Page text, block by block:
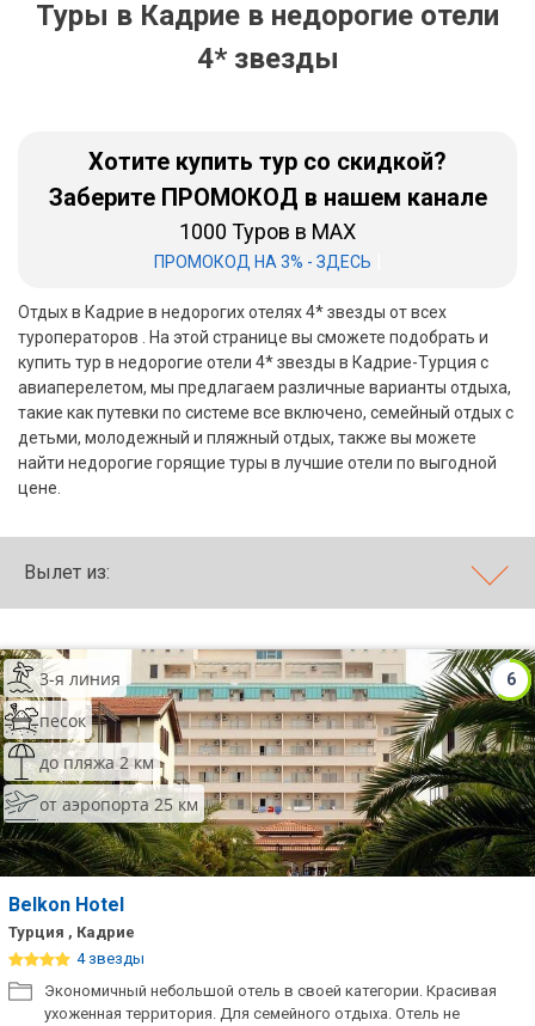
Туры в Кадрие в недорогие отели
4* звезды
Хотите купить тур со скидкой?
Заберите ПРОМОКОД в нашем канале
1000 Туров в MAX
ПРОМОКОД НА 3% - ЗДЕСЬ
Отдых в Кадрие в недорогих отелях 4* звезды от всех
туроператоров . На этой странице вы сможете подобрать и
купить тур в недорогие отели 4* звезды в Кадрие-Турция с
авиаперелетом, мы предлагаем различные варианты отдыха,
такие как путевки по системе все включено, семейный отдых с
детьми, молодежный и пляжный отдых, также вы можете
найти недорогие горящие туры в лучшие отели по выгодной
цене.
Вылет из:
6
3-я линия
песок
до пляжа 2 км
от аэропорта 25 км
Belkon Hotel
Турция , Кадрие
4 звезды
Экономичный небольшой отель в своей категории. Красивая
ухоженная территория. Для семейного отдыха. Отель не
Хайнань
Занзибар
Абхазия
Большой Сочи
Кав Мин Воды
VIP отели 5 звезд
ТОП 10 лучших отелей 5*
ТОП 10 недорогих отелей
5*
Лучшие отели 4* звезды
Недорогие отели 4*
звезды
Лучшие отели 3* звезды
Недорогие отели 3*
звезды
Сетевые отели Турции